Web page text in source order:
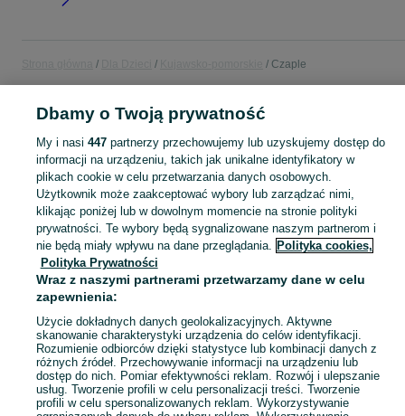
Czaple
DLA DZIECI
KATEGORIA
Zobacz
Mapa kategorii
Mapa miejscowości
Mapa ministron
Popularne wyszukiwania
Dbamy o Twoją prywatność
My i nasi 447partnerzy przechowujemy lub uzyskujemy dostęp do
informacji na urządzeniu, takich jak unikalne identyfikatory w
plikach cookie w celu przetwarzania danych osobowych.
Użytkownik może zaakceptować wybory lub zarządzać nimi,
klikając poniżej lub w dowolnym momencie na stronie polityki
prywatności. Te wybory będą sygnalizowane naszym partnerom i
nie będą miały wpływu na dane przeglądania. Polityka cookies,
Polityka Prywatności
Wraz z naszymi partnerami przetwarzamy dane w celu
zapewnienia:
Użycie dokładnych danych geolokalizacyjnych. Aktywne
skanowanie charakterystyki urządzenia do celów identyfikacji.
Rozumienie odbiorców dzięki statystyce lub kombinacji danych z
różnych źródeł. Przechowywanie informacji na urządzeniu lub
dostęp do nich. Pomiar efektywności reklam. Rozwój i ulepszanie
usług. Tworzenie profili w celu personalizacji treści. Tworzenie
profili w celu spersonalizowanych reklam. Wykorzystywanie